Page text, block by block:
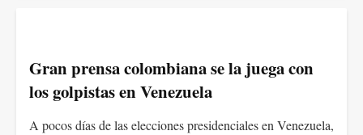
Gran prensa colombiana se la juega con
los golpistas en Venezuela
A pocos días de las elecciones presidenciales en Venezuela,